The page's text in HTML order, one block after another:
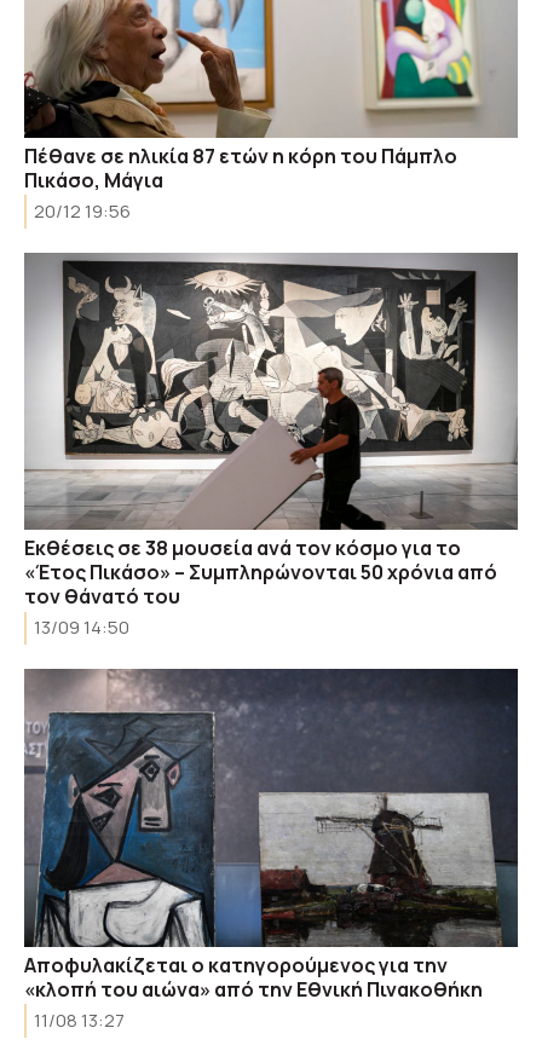
Πέθανε σε ηλικία 87 ετών η κόρη του Πάμπλο
Πικάσο, Μάγια
20/12 19:56
Εκθέσεις σε 38 μουσεία ανά τον κόσμο για το
«Έτος Πικάσο» – Συμπληρώνονται 50 χρόνια από
τον θάνατό του
13/09 14:50
Αποφυλακίζεται ο κατηγορούμενος για την
«κλοπή του αιώνα» από την Εθνική Πινακοθήκη
11/08 13:27